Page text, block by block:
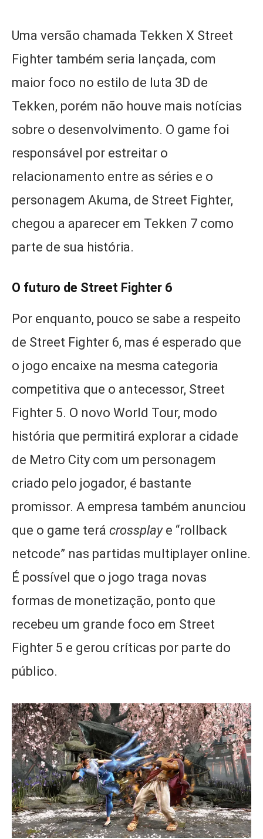
Uma versão chamada Tekken X Street
Fighter também seria lançada, com
maior foco no estilo de luta 3D de
Tekken, porém não houve mais notícias
sobre o desenvolvimento. O game foi
responsável por estreitar o
relacionamento entre as séries e o
personagem Akuma, de Street Fighter,
chegou a aparecer em Tekken 7 como
parte de sua história.
O futuro de Street Fighter 6
Por enquanto, pouco se sabe a respeito
de Street Fighter 6, mas é esperado que
o jogo encaixe na mesma categoria
competitiva que o antecessor, Street
Fighter 5. O novo World Tour, modo
história que permitirá explorar a cidade
de Metro City com um personagem
criado pelo jogador, é bastante
promissor. A empresa também anunciou
que o game terá crossplaye “rollback
netcode” nas partidas multiplayer online.
É possível que o jogo traga novas
formas de monetização, ponto que
recebeu um grande foco em Street
Fighter 5 e gerou críticas por parte do
público.